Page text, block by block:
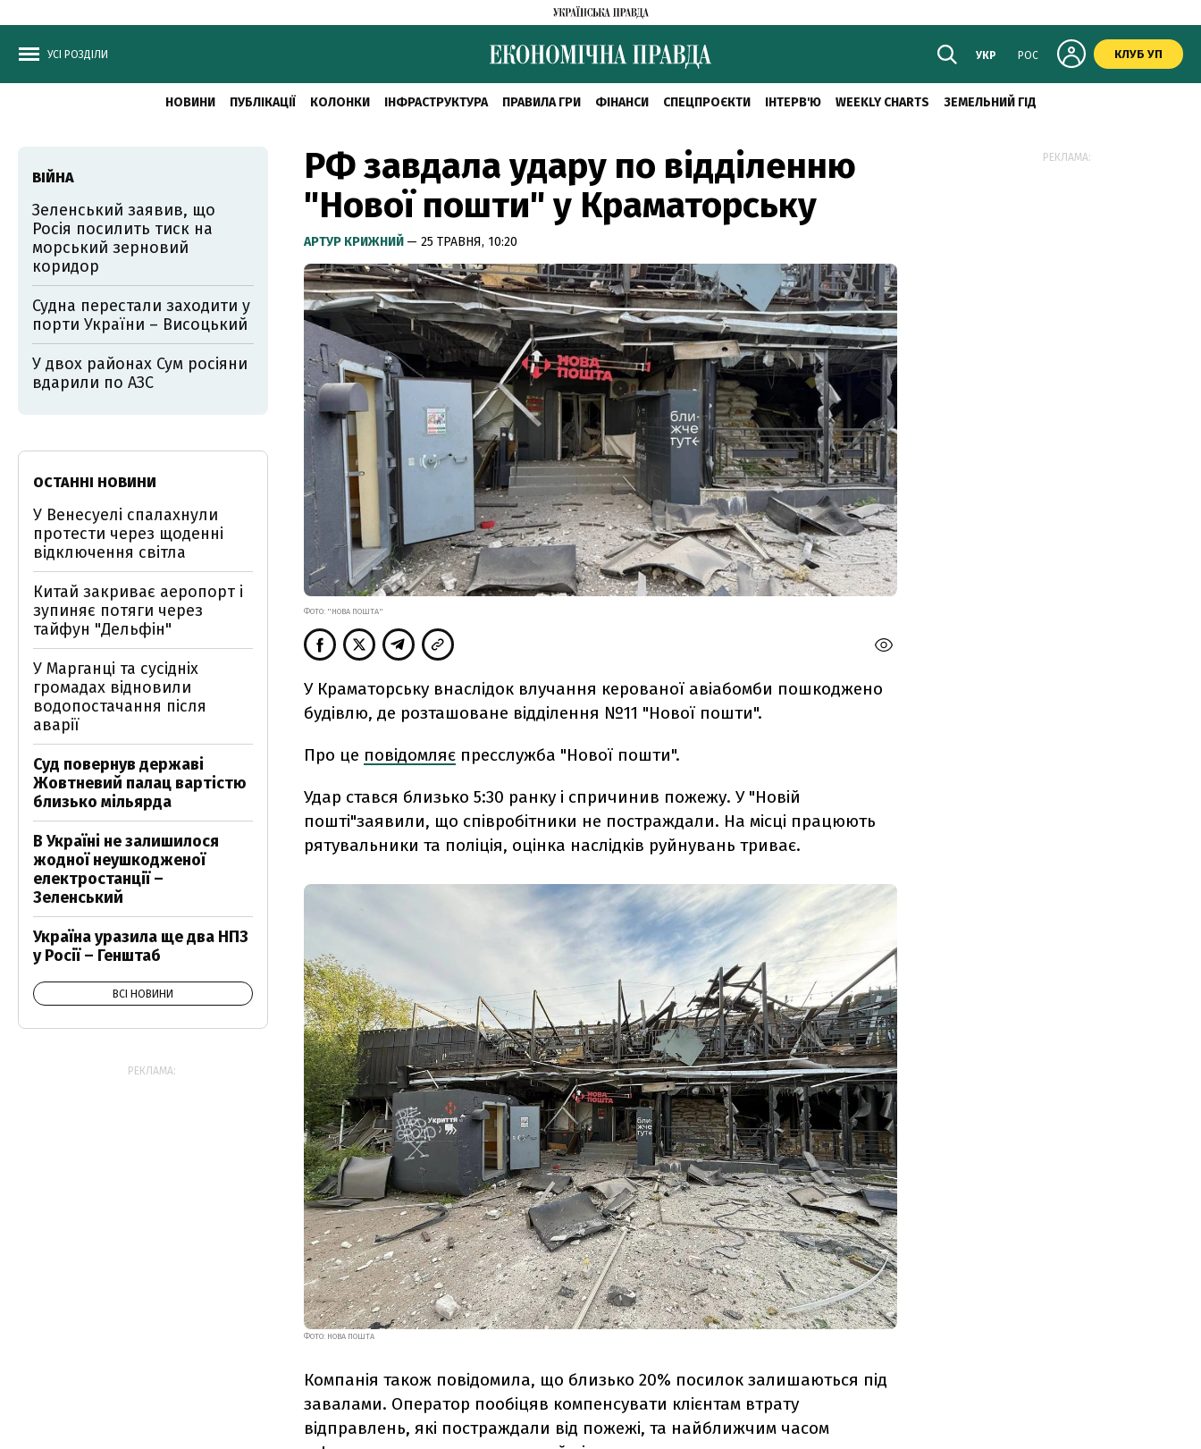
УСІ РОЗДІЛИ УКР РОС КЛУБ УП
НОВИНИ ПУБЛІКАЦІЇ КОЛОНКИ ІНФРАСТРУКТУРА ПРАВИЛА ГРИ ФІНАНСИ СПЕЦПРОЄКТИ ІНТЕРВ'Ю WEEKLY CHARTS ЗЕМЕЛЬНИЙ ГІД
РФ завдала удару по відділенню
"Нової пошти" у Краматорську
АРТУР КРИЖНИЙ — 25 ТРАВНЯ, 10:20
ФОТО: "НОВА ПОШТА"
У Краматорську внаслідок влучання керованої авіабомби пошкоджено
будівлю, де розташоване відділення №11 "Нової пошти".
Про це повідомляє пресслужба "Нової пошти".
Удар стався близько 5:30 ранку і спричинив пожежу. У "Новій
пошті"заявили, що співробітники не постраждали. На місці працюють
рятувальники та поліція, оцінка наслідків руйнувань триває.
ФОТО: НОВА ПОШТА
Компанія також повідомила, що близько 20% посилок залишаються під
завалами. Оператор пообіцяв компенсувати клієнтам втрату
відправлень, які постраждали від пожежі, та найближчим часом
ВІЙНА
Зеленський заявив, що
Росія посилить тиск на
морський зерновий
коридор
Судна перестали заходити у
порти України – Висоцький
У двох районах Сум росіяни
вдарили по АЗС
ОСТАННІ НОВИНИ
У Венесуелі спалахнули
протести через щоденні
відключення світла
Китай закриває аеропорт і
зупиняє потяги через
тайфун "Дельфін"
У Марганці та сусідніх
громадах відновили
водопостачання після
аварії
Суд повернув державі
Жовтневий палац вартістю
близько мільярда
В Україні не залишилося
жодної неушкодженої
електростанції –
Зеленський
Україна уразила ще два НПЗ
у Росії – Генштаб
ВСІ НОВИНИ
РЕКЛАМА:
РЕКЛАМА: